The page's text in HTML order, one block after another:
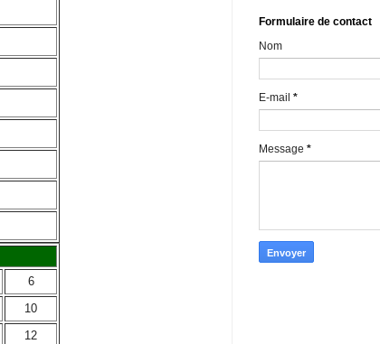
6
10
12
Formulaire de contact
Nom
E-mail *
Message *